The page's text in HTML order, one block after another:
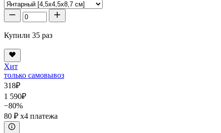
Купили 35 раз
Хит
только самовывоз
318₽
1 590₽
−80%
80 ₽ x4 платежа